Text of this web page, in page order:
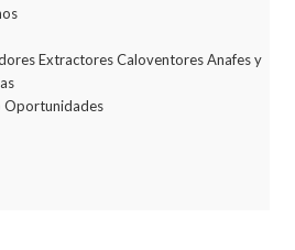
Extractores Caloventores Anafes y
Oportunidades